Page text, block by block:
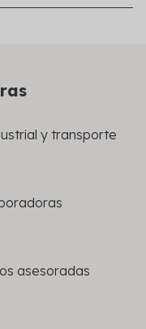
y transporte
asesoradas